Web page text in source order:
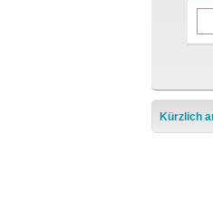
Kürzlich